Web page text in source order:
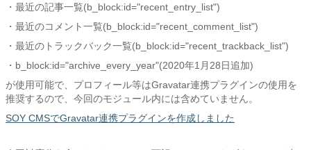
・最近の記事一覧(b_block:id="recent_entry_list")
・最近のコメント一覧(b_block:id="recent_comment_list")
・最近のトラックバック一覧(b_block:id="recent_trackback_list")
・b_block:id="archive_every_year"(2020年1月28日追加)
が使用可能で、プロフィール等はGravatar連携プラグインの使用を
推奨するので、今回のモジュール内には含めていません。
SOY CMSでGravatar連携プラグインを作成しました